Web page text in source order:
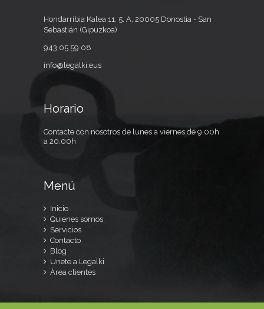
Hondarribia Kalea 11, 5. A, 20005 Donostia - San
Sebastián (Gipuzkoa)
943 05 59 08
info@legalki.eus
Horario
Contacte con nosotros de lunes a viernes de 9:00h
a 20:00h
Menú
Inicio
Quienes somos
Servicios
Contacto
Blog
Unete a Legalki
Área clientes